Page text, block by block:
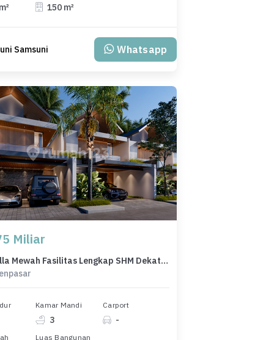
150 m²
Samsuni Whatsapp
Miliar
Dijual Villa Mewah Fasilitas Lengkap SHM Dekat Pantai Sanur Bali
Kamar Mandi
3
Carport
-
Luas Bangunan